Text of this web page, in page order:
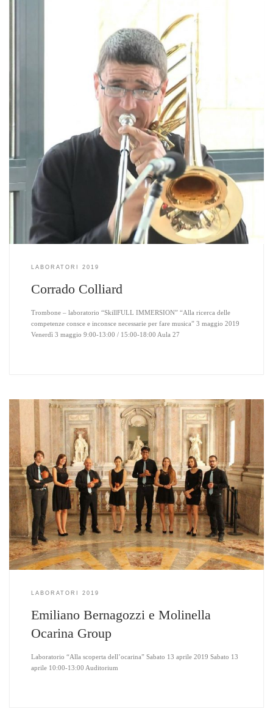
LABORATORI 2019
Corrado Colliard
Trombone – laboratorio “SkillFULL IMMERSION” “Alla ricerca delle
competenze consce e inconsce necessarie per fare musica” 3 maggio 2019
Venerdì 3 maggio 9:00-13:00 / 15:00-18:00 Aula 27
LABORATORI 2019
Emiliano Bernagozzi e Molinella
Ocarina Group
Laboratorio “Alla scoperta dell’ocarina” Sabato 13 aprile 2019 Sabato 13
aprile 10:00-13:00 Auditorium